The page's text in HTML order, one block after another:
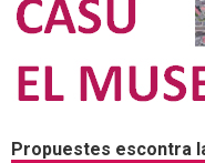
Propuestes escontra